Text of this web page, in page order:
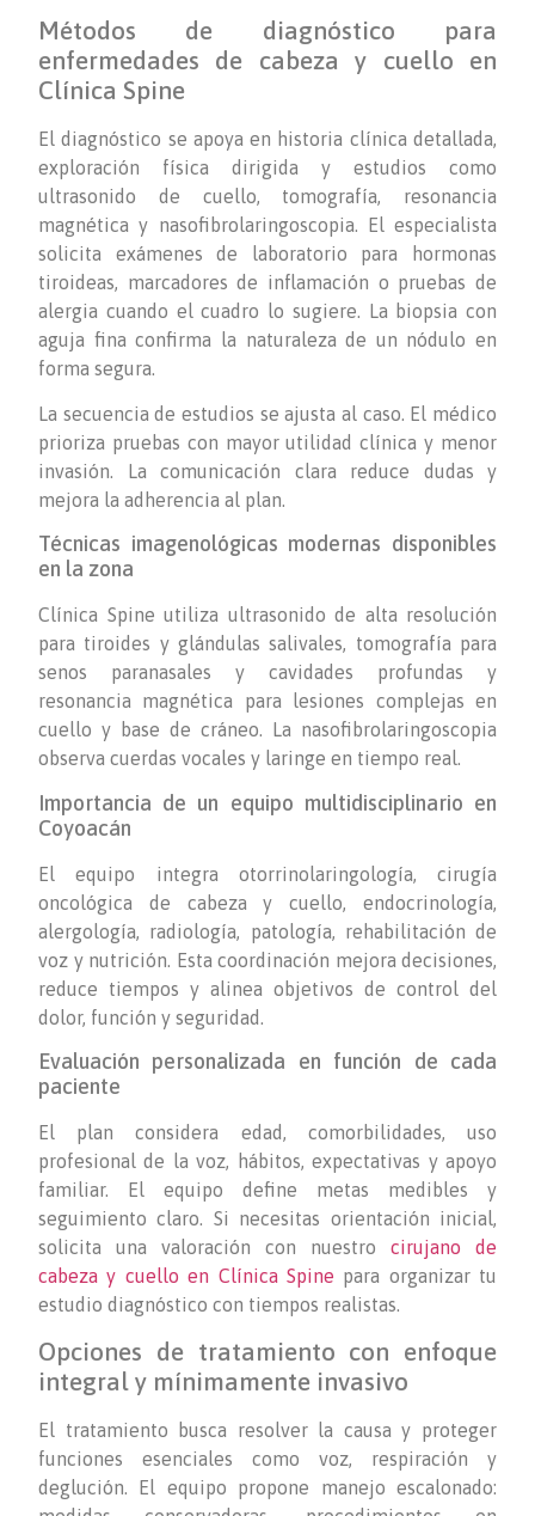
Métodos de diagnóstico para
enfermedades de cabeza y cuello en
Clínica Spine
El diagnóstico se apoya en historia clínica detallada,
exploración física dirigida y estudios como
ultrasonido de cuello, tomografía, resonancia
magnética y nasofibrolaringoscopia. El especialista
solicita exámenes de laboratorio para hormonas
tiroideas, marcadores de inflamación o pruebas de
alergia cuando el cuadro lo sugiere. La biopsia con
aguja fina confirma la naturaleza de un nódulo en
forma segura.
La secuencia de estudios se ajusta al caso. El médico
prioriza pruebas con mayor utilidad clínica y menor
invasión. La comunicación clara reduce dudas y
mejora la adherencia al plan.
Técnicas imagenológicas modernas disponibles
en la zona
Clínica Spine utiliza ultrasonido de alta resolución
para tiroides y glándulas salivales, tomografía para
senos paranasales y cavidades profundas y
resonancia magnética para lesiones complejas en
cuello y base de cráneo. La nasofibrolaringoscopia
observa cuerdas vocales y laringe en tiempo real.
Importancia de un equipo multidisciplinario en
Coyoacán
El equipo integra otorrinolaringología, cirugía
oncológica de cabeza y cuello, endocrinología,
alergología, radiología, patología, rehabilitación de
voz y nutrición. Esta coordinación mejora decisiones,
reduce tiempos y alinea objetivos de control del
dolor, función y seguridad.
Evaluación personalizada en función de cada
paciente
El plan considera edad, comorbilidades, uso
profesional de la voz, hábitos, expectativas y apoyo
familiar. El equipo define metas medibles y
seguimiento claro. Si necesitas orientación inicial,
solicita una valoración con nuestro cirujano de
cabeza y cuello en Clínica Spine para organizar tu
estudio diagnóstico con tiempos realistas.
Opciones de tratamiento con enfoque
integral y mínimamente invasivo
El tratamiento busca resolver la causa y proteger
funciones esenciales como voz, respiración y
deglución. El equipo propone manejo escalonado: